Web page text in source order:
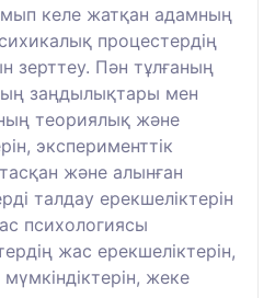
келе жатқан адамның
процестердің
зерттеу. Пән тұлғаның
заңдылықтары мен
теориялық және
эксперименттік
және алынған
талдау ерекшеліктерін
психологиясы
жас ерекшеліктерін,
мүмкіндіктерін, жеке